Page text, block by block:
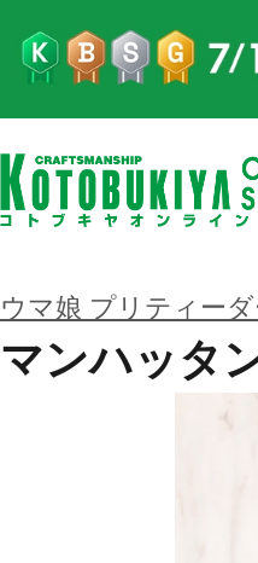
ウマ娘 プリティー
マンハッタ